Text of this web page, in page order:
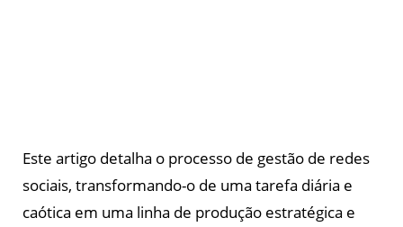
Este artigo detalha o processo de gestão de redes
sociais, transformando-o de uma tarefa diária e
caótica em uma linha de produção estratégica e